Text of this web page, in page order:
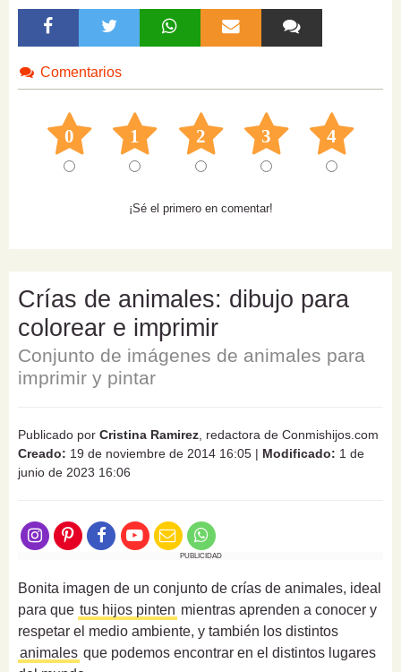
Comentarios
0 1 2 3 4
¡Sé el primero en comentar!
Crías de animales: dibujo para
colorear e imprimir
Conjunto de imágenes de animales para
imprimir y pintar
Publicado por Cristina Ramirez , redactora de Conmishijos.com
Creado: 19 de noviembre de 2014 16:05 | Modificado: 1 de
junio de 2023 16:06
PUBLICIDAD
Bonita imagen de un conjunto de crías de animales, ideal
para que tus hijos pinten mientras aprenden a conocer y
respetar el medio ambiente, y también los distintos
animales que podemos encontrar en el distintos lugares